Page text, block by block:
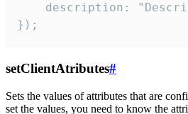
description:
});
setClientAtributes#
Sets the values ​​of attributes that are
set the values, you need to know the